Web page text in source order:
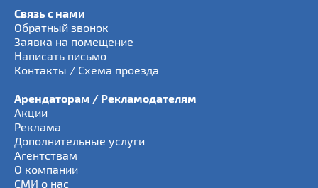
Связь с нами
Обратный звонок
Заявка на помещение
Написать письмо
Контакты / Схема проезда
Арендаторам / Рекламодателям
Акции
Реклама
Дополнительные услуги
Агентствам
О компании
СМИ о нас